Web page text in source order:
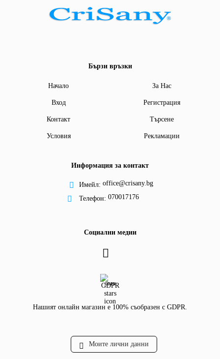
Бързи връзки
Начало За Нас
Вход Регистрация
Контакт Търсене
Условия Рекламации
Информация за контакт
Имейл: office@crisany.bg
Телефон: 070017176
Социални медии
GDPR
Нашият онлайн магазин е 100% съобразен с GDPR.
Моите лични данни